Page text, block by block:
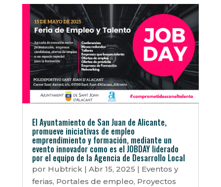
El Ayuntamiento de San Juan de Alicante,
promueve iniciativas de empleo
emprendimiento y formación, mediante un
evento innovador como es el JOBDAY liderado
por el equipo de la Agencia de Desarrollo Local
por Hubtrick| Abr 15, 2025 | Eventos y
ferias, Portales de empleo, Proyectos